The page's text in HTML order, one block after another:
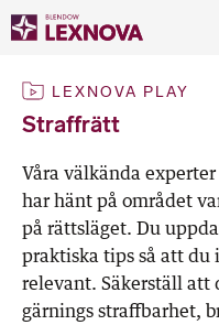
LEXNOVA PLAY
Straffrätt
Våra välkända
har hänt på området
på rättsläget. Du
praktiska tips så att du
relevant. Säkerställ att
gärnings straffbarhet,